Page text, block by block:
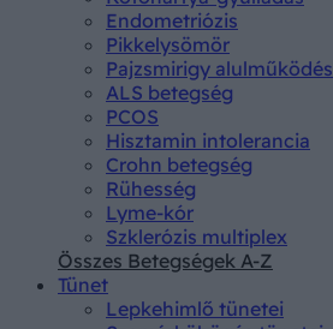
Endometriózis
Pikkelysömör
Pajzsmirigy alulműködés
ALS betegség
PCOS
Hisztamin intolerancia
Crohn betegség
Rühesség
Lyme-kór
Szklerózis multiplex
Összes Betegségek A-Z
Tünet
Lepkehimlő tünetei